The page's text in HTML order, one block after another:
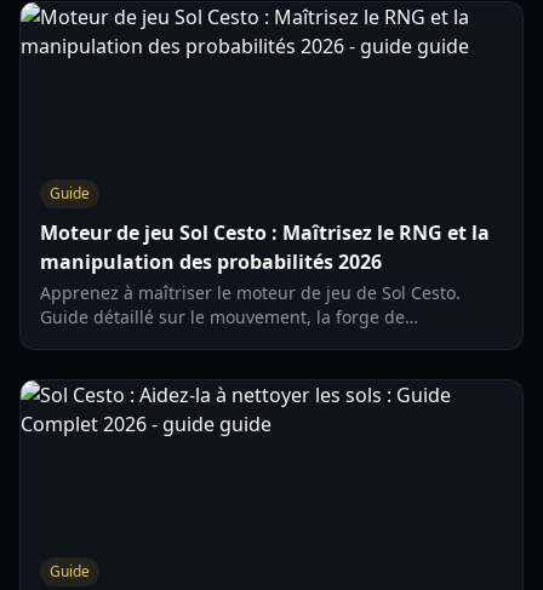
Guide
Moteur de jeu Sol Cesto : Maîtrisez le RNG et la
manipulation des probabilités 2026
Apprenez à maîtriser le moteur de jeu de Sol Cesto.
Guide détaillé sur le mouvement, la forge de
Guide